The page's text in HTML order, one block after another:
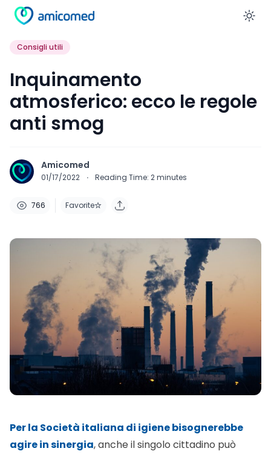
Consigli utili
Inquinamento
atmosferico: ecco le regole
anti smog
Amicomed
01/17/2022 · Reading Time: 2minutes
766 Favorite
Per la Società italiana di igiene bisognerebbe
agire in sinergia, anche il singolo cittadino può